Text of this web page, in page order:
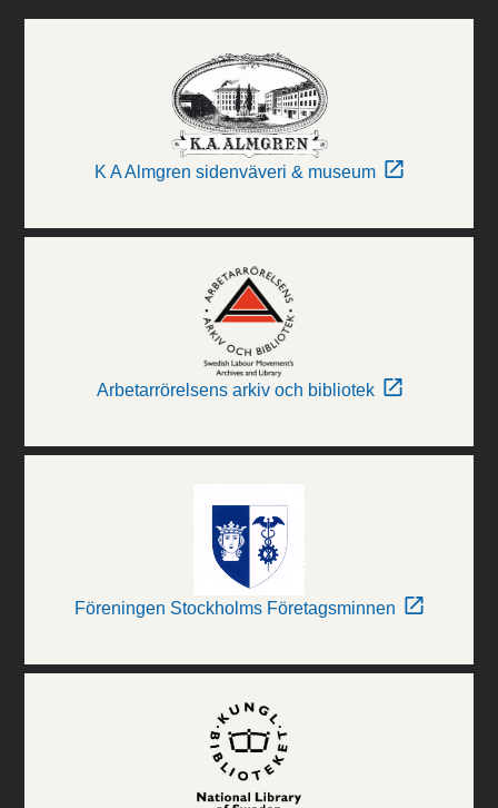
K A Almgren sidenväveri & museum
Arbetarrörelsens arkiv och bibliotek
Föreningen Stockholms Företagsminnen